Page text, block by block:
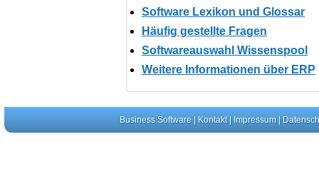
Software Lexikon und Glossar
Häufig gestellte Fragen
Softwareauswahl Wissenspool
Weitere Informationen über ERP
Business Software| Kontakt| Impressum|